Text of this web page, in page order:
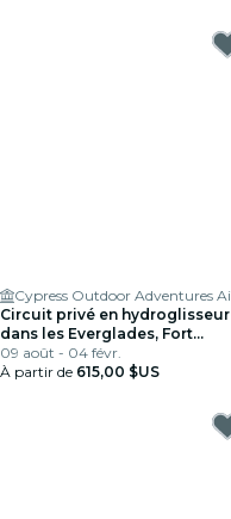
Circuit privé en hydroglisseur
dans les Everglades, Fort
Lauderdale
09 août - 04 févr.
À partir de 615,00 $US